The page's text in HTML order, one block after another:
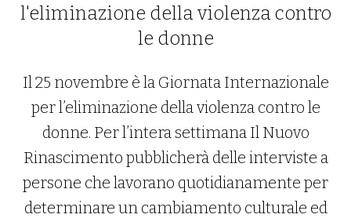
l'eliminazione della violenza contro
le donne
Il 25 novembre è la Giornata Internazionale
per l’eliminazione della violenza contro le
donne. Per l’intera settimana Il Nuovo
Rinascimento pubblicherà delle interviste a
persone che lavorano quotidianamente per
determinare un cambiamento culturale ed